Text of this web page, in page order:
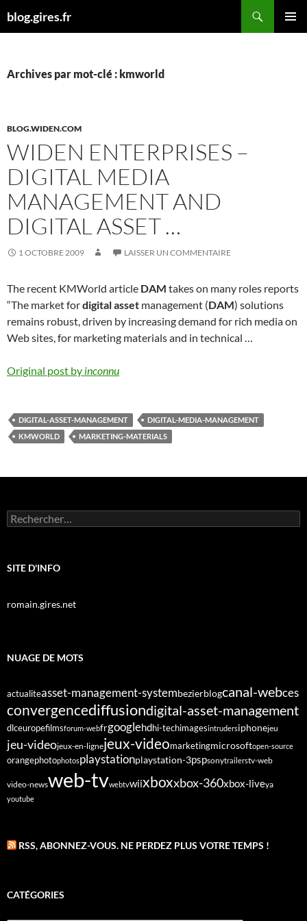
aublog.gires.fr
Archives par mot-clé : kmworld
BLOG.WIDEN.COM
WIDEN ENTERPRISES –
DIGITAL MEDIA
MANAGEMENT AND
DIGITAL ASSET …
1 OCTOBRE 2009 LAISSER UN COMMENTAIRE
The recent KMWorld article DAM takes on many roles reports
“The market fordigital asset management (DAM) solutions
remains robust, driven by increasing demand for rich media on
Web sites, for marketing materials and in technical …
Original post by inconnu
DIGITAL-ASSET-MANAGEMENT
DIGITAL-MEDIA-MANAGEMENT
KMWORLD
MARKETING-MATERIALS
Rechercher :
SITE D'INFO
romain.gires.net
NUAGE DE MOTS
actualiteasset-management-systembezierblogcanal-webces
convergencediffusiondigital-asset-management
dlceuropefilmsforum-webfrgooglehdhi-techimagesintrudersiphonejeu
jeu-videojeux-en-lignejeux-videomarketingmicrosoftopen-source
orangephotophotosplaystationplaystation-3pspsonytrailerstv-web
video-newsweb-tvwebtvwiixboxxbox-360xbox-liveya
youtube
RSS, ABONNEZ-VOUS. NE PERDEZ PLUS VOTRE TEMPS !
CATÉGORIES